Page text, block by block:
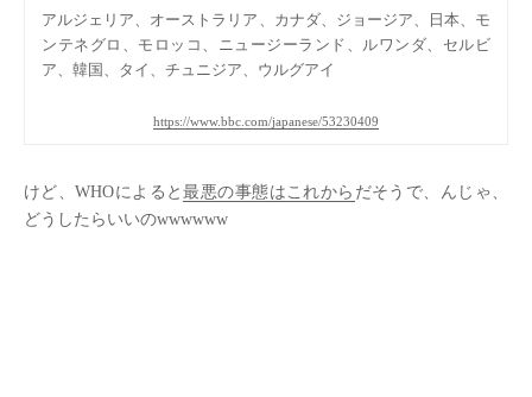
アルジェリア、オーストラリア、カナダ、ジョージア、日本、モ
ンテネグロ、モロッコ、ニュージーランド、ルワンダ、セルビ
ア、韓国、タイ、チュニジア、ウルグアイ
https://www.bbc.com/japanese/53230409
けど、WHOによると最悪の事態はこれから だそうで、んじゃ、
どうしたらいいのwwwwww